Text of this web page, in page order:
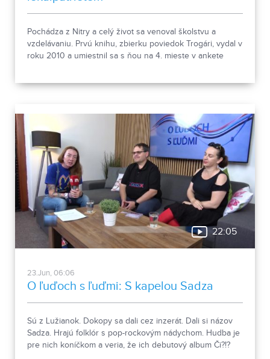
Pochádza z Nitry a celý život sa venoval školstvu a
vzdelávaniu. Prvú knihu, zbierku poviedok Trogári, vydal v
roku 2010 a umiestnil sa s ňou na 4. mieste v ankete
relácii O ľuďoch s ľuďmi.
22:05
23.Jun, 06:06
O ľuďoch s ľuďmi: S kapelou Sadza
Sú z Lužianok. Dokopy sa dali cez inzerát. Dali si názov
Sadza. Hrajú folklór s pop-rockovým nádychom. Hudba je
pre nich koníčkom a veria, že ich debutový album Či?!?